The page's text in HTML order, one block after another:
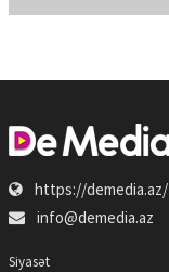
https://demedia.az/
info@demedia.az
Siyasət